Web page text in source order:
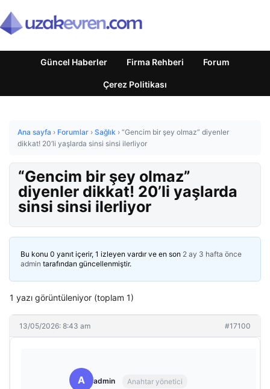
Güncel Haberler Firma Rehberi Forum
Çerez Politikası
Ana sayfa › Forumlar › Sağlık › “Gencim bir şey olmaz” diyenler
dikkat! 20’li yaşlarda sinsi sinsi ilerliyor
“Gencim bir şey olmaz”
diyenler dikkat! 20’li yaşlarda
sinsi sinsi ilerliyor
Bu konu 0 yanıt içerir, 1 izleyen vardır ve en son 2 ay 3 hafta önce
admin tarafından güncellenmiştir.
1 yazı görüntüleniyor (toplam 1)
13/05/2026: 8:43 am #17100
A admin Anahtar yönetici